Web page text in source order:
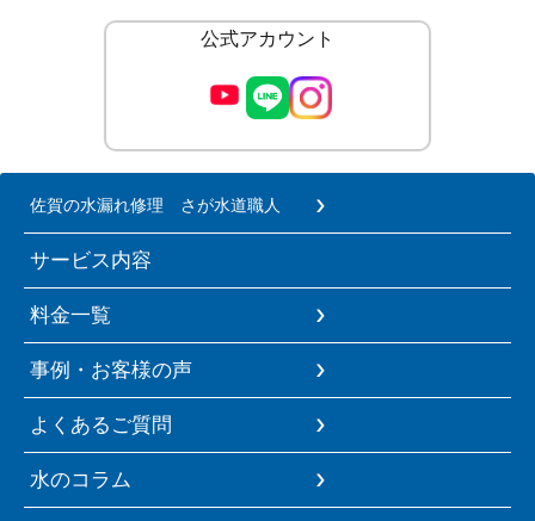
公式アカウント
佐賀の水漏れ修理 さが水道職人
サービス内容
料金一覧
事例・お客様の声
よくあるご質問
水のコラム